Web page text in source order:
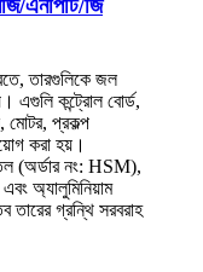
এনপিটি/জি
তারগুলিকে জল
এগুলি কন্ট্রোল বোর্ড,
মোটর, প্রকল্প
করা হয়।
(অর্ডার নং: HSM),
অ্যালুমিনিয়াম
তারের গ্রন্থি সরবরাহ